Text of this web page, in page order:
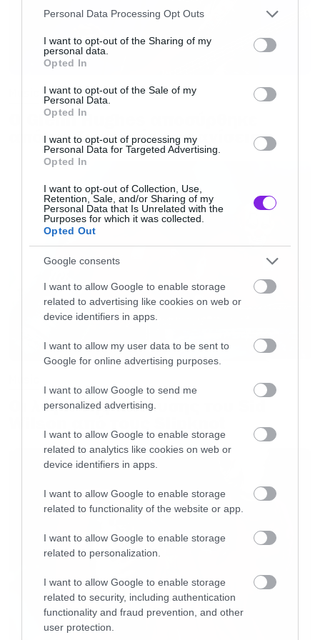
Please note that this website/app uses one or more Google
not limited to your visit or usage behaviour. You may click to
grant or deny consent to Google and its third-party tags to
use your data for below specified purposes in below Google
consent section.
Personal Data Processing Opt Outs
I want to opt-out of the Sharing of my
personal data.
Opted In
I want to opt-out of the Sale of my
Personal Data.
Opted In
I want to opt-out of processing my
Personal Data for Targeted Advertising.
Opted In
I want to opt-out of Collection, Use,
Retention, Sale, and/or Sharing of my
Personal Data that Is Unrelated with the
Purposes for which it was collected.
Opted Out
Google consents
I want to allow Google to enable storage
related to advertising like cookies on web or
device identifiers in apps.
I want to allow my user data to be sent to
Google for online advertising purposes.
I want to allow Google to send me
personalized advertising.
I want to allow Google to enable storage
related to analytics like cookies on web or
device identifiers in apps.
I want to allow Google to enable storage
related to functionality of the website or app.
I want to allow Google to enable storage
related to personalization.
I want to allow Google to enable storage
related to security, including authentication
functionality and fraud prevention, and other
user protection.
πληγές και οι Parkway Drive ζήτησαν τη
βοήθεια ψυχολόγου σε μία κίνηση που
θυμόμαστε να βοηθάει από το αντίστοιχο
σκηνικό με τους Metallica στο Some Kind of
Monster.
Πλέον το νερό έχει μπει στο αυλάκι και το
μέλλον μοιάζει φωτεινό για πρώτη φορά εδώ
και καιρό για την μπάντα που μεγαλώνει
συνεχώς και φέτος θα παίξουν για πρώτη φορά
ως headliners στην Ελλάδα
το Release Athens
Αυτή που ακολουθεί είναι η ανάλυση όλων των
τραγουδιών του Darker Still, από τον frontman
του συγκροτήματος, Winston McCall.
Ground Zero
Θέλαμε να γράψουμε ένα εναρκτήριο κομμάτι
που να είναι ένας ύμνος με όλα αυτά τα
μεγάλα riff που περιμένετε από τους Parkway
Drive και να αποτυπώσει πραγματικά τη
ζωντανή ενέργεια της μπάντας και να δίνει την
αίσθηση έκρηξης βόμβας. Τα ρεφρέν
έχουμε ξανακάνει ποτέ, όσον αφορά το ότι είναι
πιασάρικο και κάτι που θα κολλήσει στο μυαλό
του κοινού. Η ιδέα για αυτό ήταν να δώσει
Ο Glenn Hughes αποσύρθηκε
από τις ζωντανές εμφανίσεις
Οι λόγοι της απόλυσης του Sid